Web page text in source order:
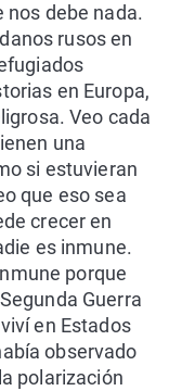
nos debe nada.
rusos en
en Europa,
Veo cada
una
si estuvieran
que eso sea
crecer en
es inmune.
porque
Guerra
en Estados
observado
polarización